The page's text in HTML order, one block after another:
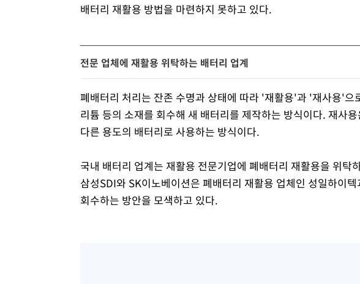
배터리 재활용 방법을 마련하지 못하고 있다.
전문 업체에 재활용 위탁하는 배터리 업계
폐배터리 처리는 잔존 수명과 상태에 따라 '재활용'과 '재사용'으
리튬 등의 소재를 회수해 새 배터리를 제작하는 방식이다. 재사
다른 용도의 배터리로 사용하는 방식이다.
국내 배터리 업계는 재활용 전문기업에 폐배터리 재활용을 위탁
삼성SDI와 SK이노베이션은 폐배터리 재활용 업체인 성일하이
회수하는 방안을 모색하고 있다.